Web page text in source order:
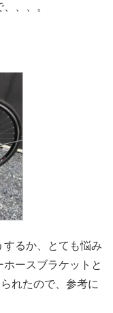
、、。
るか、とても悩み
ースブラケットと
れたので、参考に